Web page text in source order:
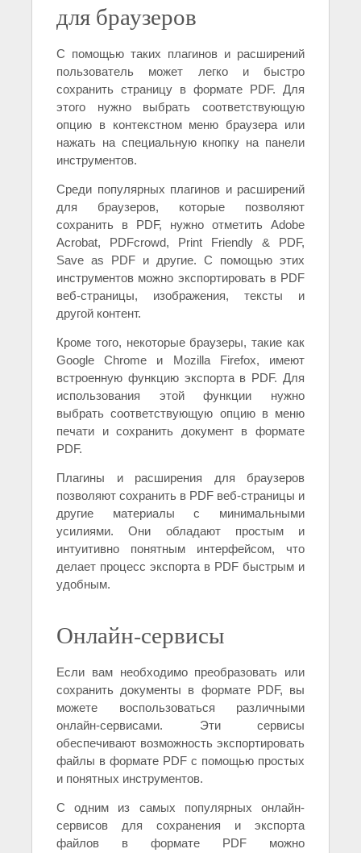
для браузеров
С помощью таких плагинов и расширений
пользователь может легко и быстро
сохранить страницу в формате PDF. Для
этого нужно выбрать соответствующую
опцию в контекстном меню браузера или
нажать на специальную кнопку на панели
инструментов.
Среди популярных плагинов и расширений
для браузеров, которые позволяют
сохранить в PDF, нужно отметить Adobe
Acrobat, PDFcrowd, Print Friendly & PDF,
Save as PDF и другие. С помощью этих
инструментов можно экспортировать в PDF
веб-страницы, изображения, тексты и
другой контент.
Кроме того, некоторые браузеры, такие как
Google Chrome и Mozilla Firefox, имеют
встроенную функцию экспорта в PDF. Для
использования этой функции нужно
выбрать соответствующую опцию в меню
печати и сохранить документ в формате
PDF.
Плагины и расширения для браузеров
позволяют сохранить в PDF веб-страницы и
другие материалы с минимальными
усилиями. Они обладают простым и
интуитивно понятным интерфейсом, что
делает процесс экспорта в PDF быстрым и
удобным.
Онлайн-сервисы
Если вам необходимо преобразовать или
сохранить документы в формате PDF, вы
можете воспользоваться различными
онлайн-сервисами. Эти сервисы
обеспечивают возможность экспортировать
файлы в формате PDF с помощью простых
и понятных инструментов.
С одним из самых популярных онлайн-
сервисов для сохранения и экспорта
файлов в формате PDF можно